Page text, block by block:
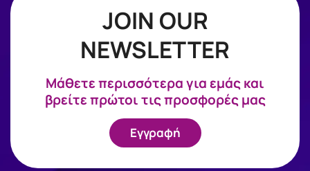
JOIN OUR
NEWSLETTER
Mάθετε περισσότερα για εμάς και
βρείτε πρώτοι τις προσφορές μας
Εγγραφή